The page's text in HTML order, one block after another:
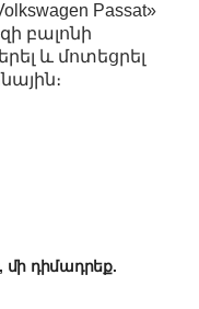
Passat»
բալոնի
և մոտեցրել
մի դիմադրեք.